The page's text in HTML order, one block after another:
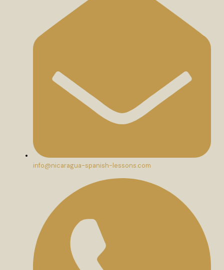
info@nicaragua-spanish-lessons.com